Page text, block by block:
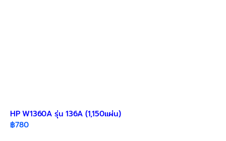
HP W1360A รุ่น 136A (1,150แผ่น)
฿780